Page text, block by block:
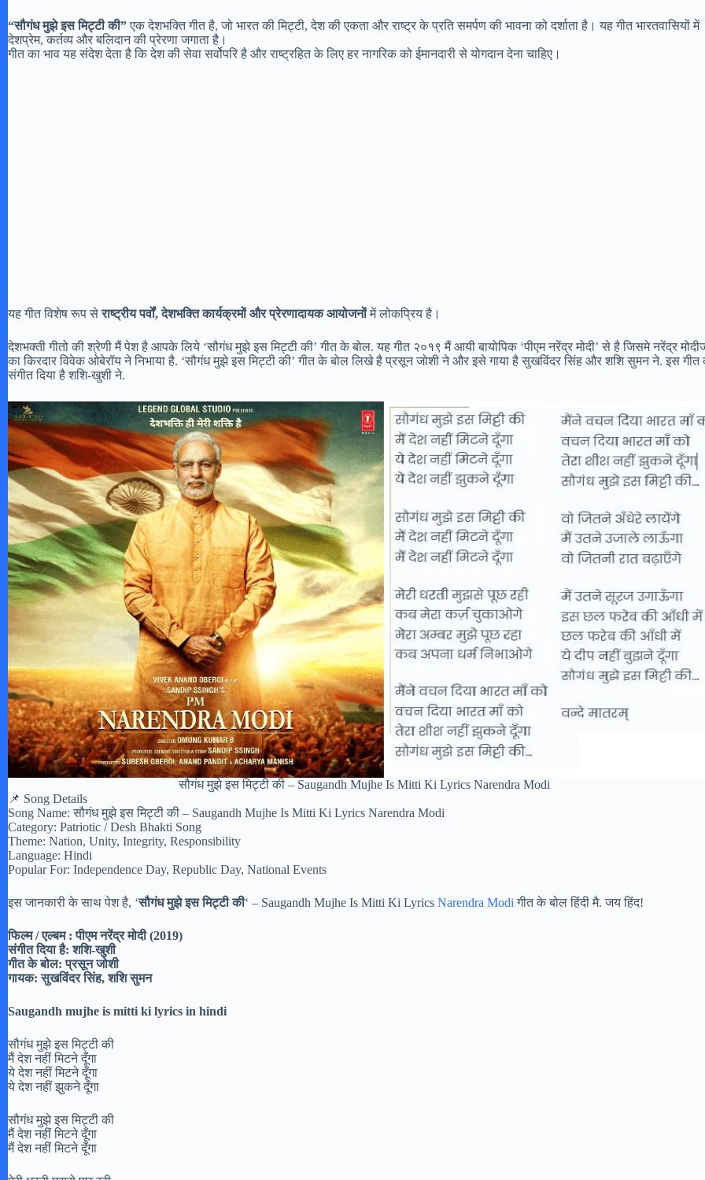
“सौगंध मुझे इस मिट्टी की”एक देशभक्ति गीत है, जो भारत की मिट्टी, देश की एकता और राष्ट्र के प्रति समर्पण की भावना को दर्शाता है। यह गीत भारतवासियों में
देशप्रेम, कर्तव्य और बलिदान की प्रेरणा जगाता है।
गीत का भाव यह संदेश देता है कि देश की सेवा सर्वोपरि है और राष्ट्रहित के लिए हर नागरिक को ईमानदारी से योगदान देना चाहिए।
यह गीत विशेष रूप सेराष्ट्रीय पर्वों, देशभक्ति कार्यक्रमों और प्रेरणादायक आयोजनोंमें लोकप्रिय है।
देशभक्ती गीतो की श्रेणी मैं पेश है आपके लिये ‘सौगंध मुझे इस मिट्टी की’ गीत के बोल. यह गीत २०१९ मैं आयी बायोपिक ‘पीएम नरेंद्र मोदी’ से है जिसमे नरेंद्र
का किरदार विवेक ओबेरॉय ने निभाया है. ‘सौगंध मुझे इस मिट्टी की’ गीत के बोल लिखे है प्रसून जोशी ने और इसे गाया है सुखविंदर सिंह और शशि सुमन ने. इस गीत
संगीत दिया है शशि-खुशी ने.
सौगंध मुझे इस मिट्टी की – Saugandh Mujhe Is Mitti Ki Lyrics Narendra Modi
📌 Song Details
Song Name: सौगंध मुझे इस मिट्टी की – Saugandh Mujhe Is Mitti Ki Lyrics Narendra Modi
Category: Patriotic / Desh Bhakti Song
Theme: Nation, Unity, Integrity, Responsibility
Language: Hindi
Popular For: Independence Day, Republic Day, National Events
इस जानकारी के साथ पेश है, ‘सौगंध मुझे इस मिट्टी की‘ – Saugandh Mujhe Is Mitti Ki Lyrics Narendra Modi गीत के बोल हिंदी मै. जय हिंद!
फिल्म / एल्बम : पीएम नरेंद्र मोदी (2019)
संगीत दिया है: शशि-खुशी
गीत के बोल: प्रसून जोशी
गायक: सुखविंदर सिंह, शशि सुमन
Saugandh mujhe is mitti ki lyrics in hindi
सौगंध मुझे इस मिट्टी की
मैं देश नहीं मिटने दूँगा
ये देश नहीं मिटने दूँगा
ये देश नहीं झुकने दूँगा
सौगंध मुझे इस मिट्टी की
मैं देश नहीं मिटने दूँगा
मैं देश नहीं मिटने दूँगा